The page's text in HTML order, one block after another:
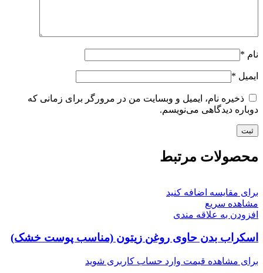
نام *
ایمیل *
ذخیره نام، ایمیل و وبسایت من در مرورگر برای زمانی که
دوباره دیدگاهی می‌نویسم.
محصولات مرتبط
برای مقایسه اضافه کنید
مشاهده سریع
افزودن به علاقه مندی
اسکراب بدن حاوی روغن زیتون (مناسب پوست خشک)
برای مشاهده قیمت وارد حساب کاربری شوید